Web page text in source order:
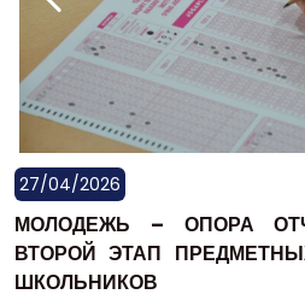
27/04/2026
МОЛОДЕЖЬ – ОПОРА
ВТОРОЙ ЭТАП
ШКОЛЬНИКОВ